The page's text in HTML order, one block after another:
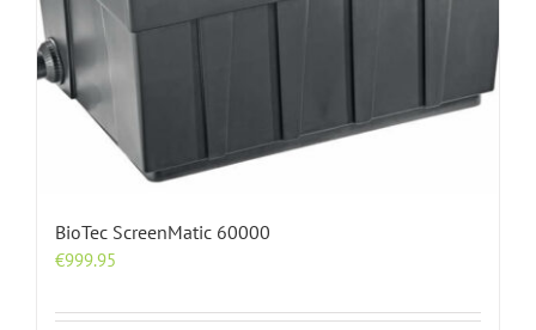
BioTec ScreenMatic 60000
€999.95